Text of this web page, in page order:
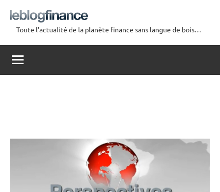
contenu
Le
Blog
Finance
Toute l'actualité de la planète finance sans langue de bois…